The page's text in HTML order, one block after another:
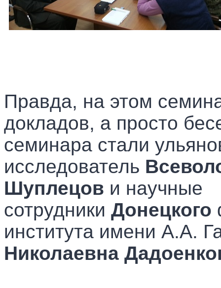
Правда, на этом
докладов, а просто
семинара стали
исследователь
Шуплецов и научные
сотрудники Донецкого
института имени А.А.
Николаевна